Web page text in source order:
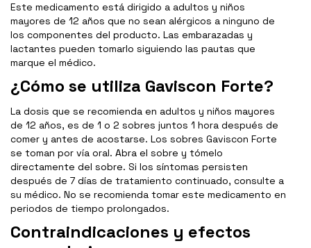
Este medicamento está dirigido a adultos y niños
mayores de 12 años que no sean alérgicos a ninguno de
los componentes del producto. Las embarazadas y
lactantes pueden tomarlo siguiendo las pautas que
marque el médico.
¿Cómo se utiliza Gaviscon Forte?
La dosis que se recomienda en adultos y niños mayores
de 12 años, es de 1 o 2 sobres juntos 1 hora después de
comer y antes de acostarse. Los sobres Gaviscon Forte
se toman por vía oral. Abra el sobre y tómelo
directamente del sobre. Si los síntomas persisten
después de 7 días de tratamiento continuado, consulte a
su médico. No se recomienda tomar este medicamento en
periodos de tiempo prolongados.
Contraindicaciones y efectos